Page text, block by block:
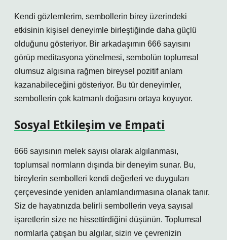
Kendi gözlemlerim, sembollerin birey üzerindeki
etkisinin kişisel deneyimle birleştiğinde daha güçlü
olduğunu gösteriyor. Bir arkadaşımın 666 sayısını
görüp meditasyona yönelmesi, sembolün toplumsal
olumsuz algısına rağmen bireysel pozitif anlam
kazanabileceğini gösteriyor. Bu tür deneyimler,
sembollerin çok katmanlı doğasını ortaya koyuyor.
Sosyal Etkileşim ve Empati
666 sayısının melek sayısı olarak algılanması,
toplumsal normların dışında bir deneyim sunar. Bu,
bireylerin sembolleri kendi değerleri ve duyguları
çerçevesinde yeniden anlamlandırmasına olanak tanır.
Siz de hayatınızda belirli sembollerin veya sayısal
işaretlerin size ne hissettirdiğini düşünün. Toplumsal
normlarla çatışan bu algılar, sizin ve çevrenizin